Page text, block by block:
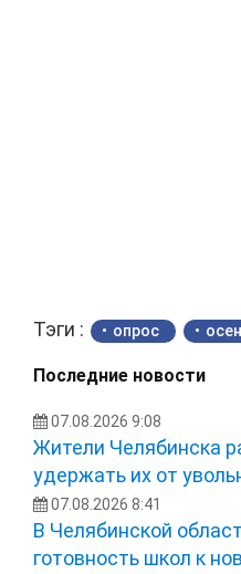
Тэги : опрос
Последние новости
07.08.2026 9:08
Жители Челябинска
удержать их от
07.08.2026 8:41
В Челябинской
готовность школ к